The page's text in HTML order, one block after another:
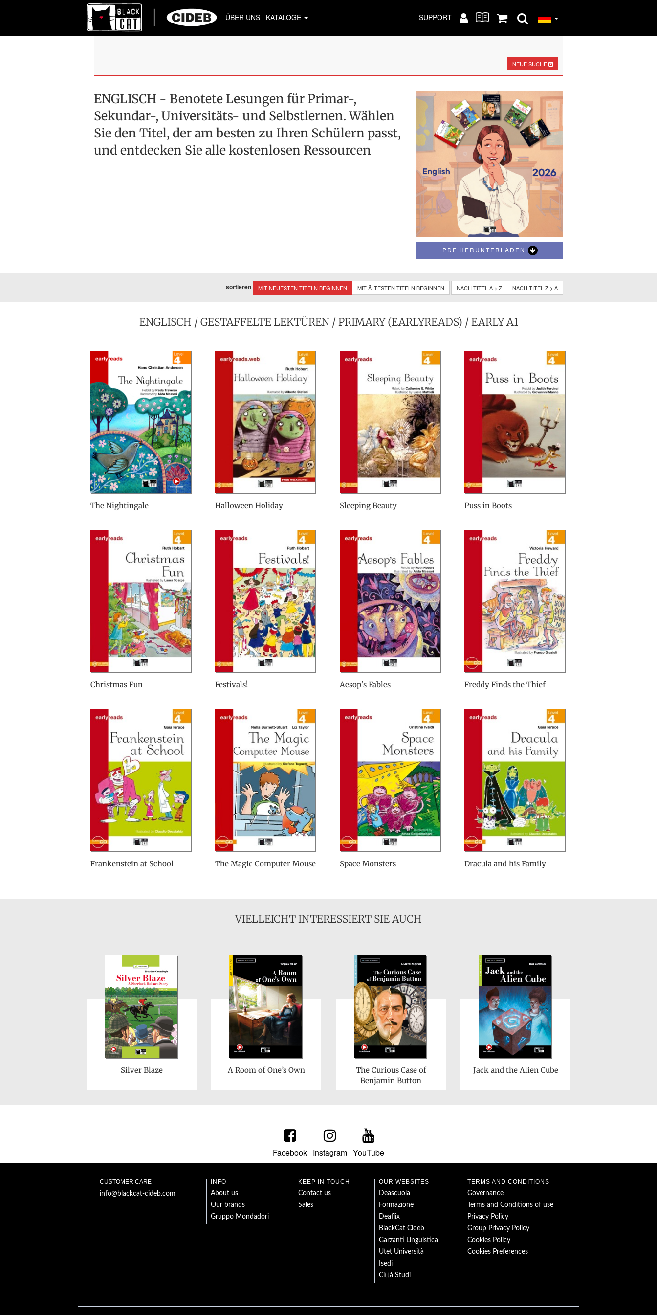
ÜBER UNS KATALOGE SUPPORT
NEUE SUCHE
ENGLISCH - Benotete Lesungen für Primar-,
Sekundar-, Universitäts- und Selbstlernen. Wählen
Sie den Titel, der am besten zu Ihren Schülern passt,
und entdecken Sie alle kostenlosen Ressourcen
PDF HERUNTERLADEN
sortieren MIT NEUESTEN TITELN BEGINNEN MIT ÄLTESTEN TITELN BEGINNEN NACH TITEL A > Z NACH TITEL Z > A
ENGLISCH / GESTAFFELTE LEKTÜREN/ PRIMARY (EARLYREADS) / EARLY A1
The Nightingale Halloween Holiday Sleeping Beauty Puss in Boots
Christmas Fun Festivals! Aesop's Fables Freddy Finds the Thief
Frankenstein at School The Magic Computer Mouse Space Monsters Dracula and his Family
VIELLEICHT INTERESSIERT SIE AUCH
Silver Blaze A Room of One’s Own
The Curious Case of
Benjamin Button
Jack and the Alien Cube
Facebook Instagram YouTube